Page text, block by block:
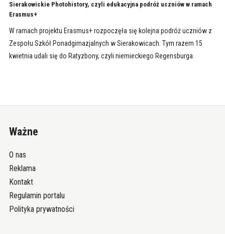
Sierakowickie Photohistory, czyli edukacyjna podróż uczniów w ramach
Erasmus+
W ramach projektu Erasmus+ rozpoczęła się kolejna podróż uczniów z
Zespołu Szkół Ponadgimazjalnych w Sierakowicach. Tym razem 15
kwietnia udali się do Ratyzbony, czyli niemieckiego Regensburga.
Ważne
O nas
Reklama
Kontakt
Regulamin portalu
Polityka prywatności